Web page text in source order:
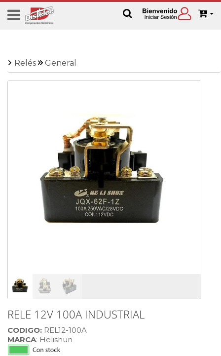
Relés General
RELE 12V 100A INDUSTRIAL
CODIGO: REL12-100A
MARCA: Helishun